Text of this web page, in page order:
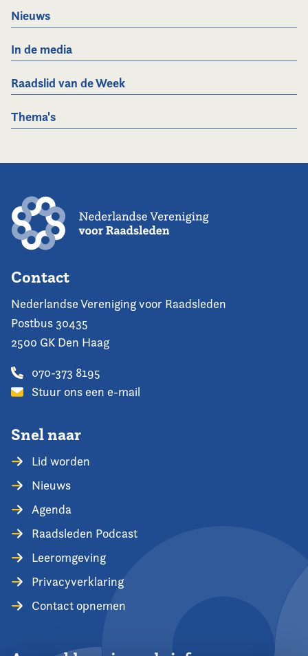
Nieuws
In de media
Raadslid van de Week
Thema's
Contact
Nederlandse Vereniging voor Raadsleden
Postbus 30435
2500 GK Den Haag
070-373 8195
Stuur ons een e-mail
Snel naar
Lid worden
Nieuws
Agenda
Raadsleden Podcast
Leeromgeving
Privacyverklaring
Contact opnemen